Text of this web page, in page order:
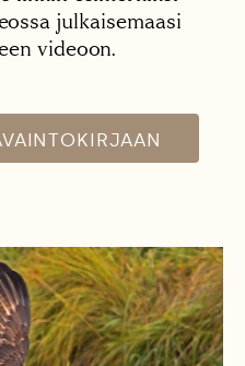
julkaisemaasi
videoon.